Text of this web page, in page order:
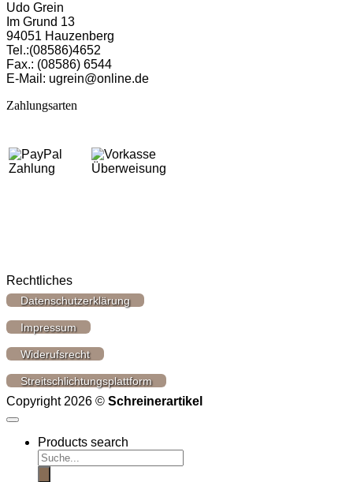
Udo Grein
Im Grund 13
94051 Hau­zen­berg
Tel.:(08586)4652
Fax.: (08586) 6544
E-Mail: ugrein@online.de
Zahlungsarten
Rechtliches
Datenschutzerklärung
Impressum
Widerufsrecht
Streitschlichtungsplattform
Copyright 2026 © Schreinerartikel
Products search